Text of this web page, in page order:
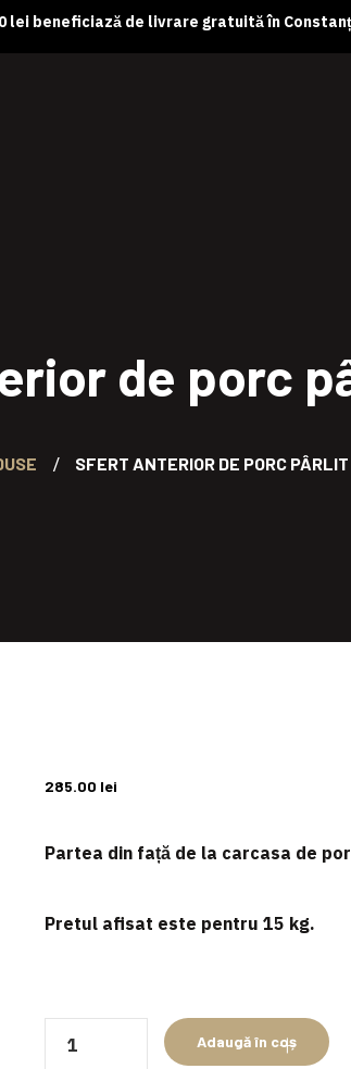
lei beneficiază de livrare gratuită în
de porc
SFERT ANTERIOR DE PORC PÂRLIT
285.00 lei
Partea din față de la carcasa de
Pretul afisat este pentru 15 kg.
Sfert
Adaugă în coș